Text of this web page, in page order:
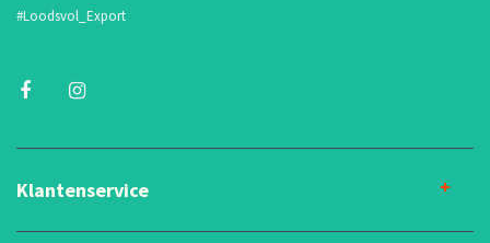
#Loodsvol_Export
Klantenservice